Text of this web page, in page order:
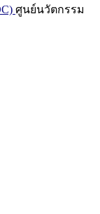
ศูนย์นวัตกรรม